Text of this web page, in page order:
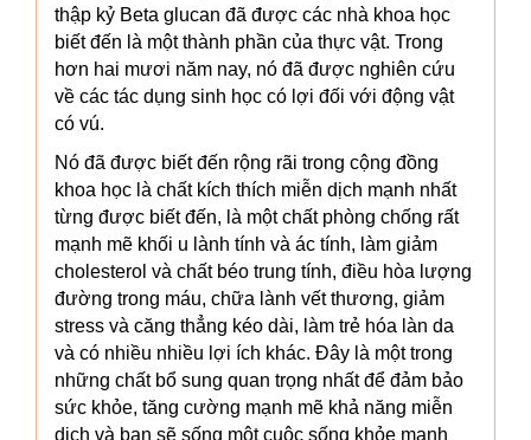
thập kỷ Beta glucan đã được các nhà khoa học
biết đến là một thành phần của thực vật. Trong
hơn hai mươi năm nay, nó đã được nghiên cứu
về các tác dụng sinh học có lợi đối với động vật
có vú.
Nó đã được biết đến rộng rãi trong cộng đồng
khoa học là chất kích thích miễn dịch mạnh nhất
từng được biết đến, là một chất phòng chống rất
mạnh mẽ khối u lành tính và ác tính, làm giảm
cholesterol và chất béo trung tính, điều hòa lượng
đường trong máu, chữa lành vết thương, giảm
stress và căng thẳng kéo dài, làm trẻ hóa làn da
và có nhiều nhiều lợi ích khác. Đây là một trong
những chất bổ sung quan trọng nhất để đảm bảo
sức khỏe, tăng cường mạnh mẽ khả năng miễn
dịch và bạn sẽ sống một cuộc sống khỏe mạnh